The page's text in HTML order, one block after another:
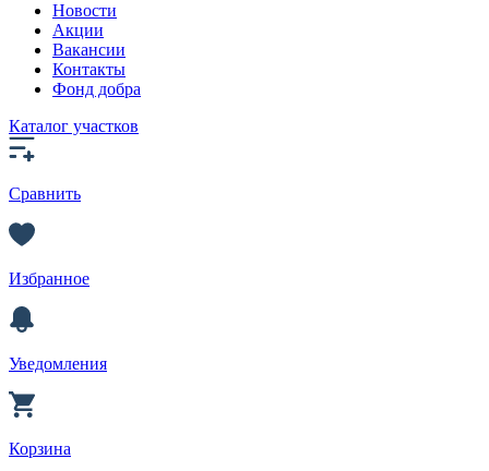
Новости
Акции
Вакансии
Контакты
Фонд добра
Каталог участков
Сравнить
Избранное
Уведомления
Корзина